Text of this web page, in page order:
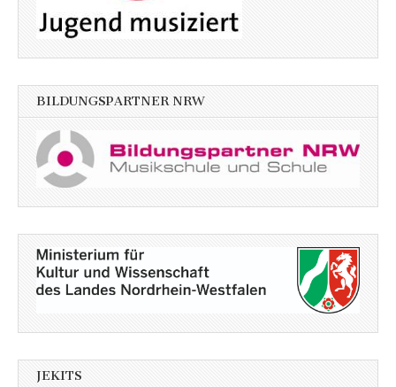
BILDUNGSPARTNER NRW
JEKITS